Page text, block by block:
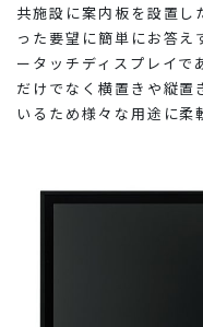
共施設に案内板を設置し
った要望に簡単にお答
ータッチディスプレイで
だけでなく横置きや縦置
いるため様々な用途に柔